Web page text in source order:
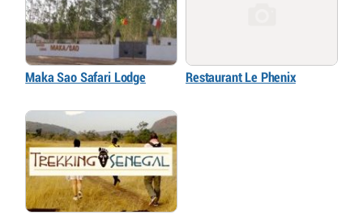
Maka Sao Safari Lodge Restaurant Le Phenix